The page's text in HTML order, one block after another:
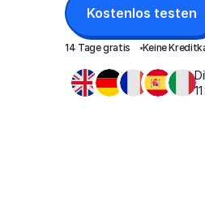
Kostenlos testen
14 Tage gratis Keine